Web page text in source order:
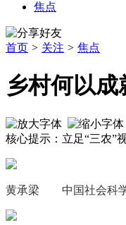
焦点
首页 > 关注 > 焦点
乡村何以成
核心提示：立足“三农”
黄承梁 中国社会科学